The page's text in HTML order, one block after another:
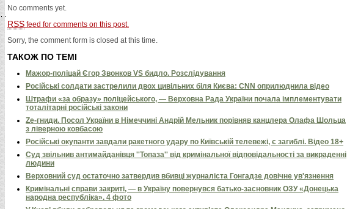
No comments yet.
RSS feed for comments on this post.
Sorry, the comment form is closed at this time.
ТАКОЖ ПО ТЕМІ
Мажор-поліцай Єгор Звонков VS бидло. Розслідування
Російські солдати застрелили двох цивільних біля Києва: CNN оприлюднила відео
Штрафи «за образу» поліцейського, — Верховна Рада України почала імплементувати
тоталітарні російські закони
Ze-гниди. Посол України в Німеччині Андрій Мельник порівняв канцлера Олафа Шольца
з ліверною ковбасою
Російські окупанти завдали ракетного удару по Київській телевежі, є загиблі. Відео 18+
Суд звільнив антимайданівця ''Топаза'' від кримінальної відповідальності за викраденні
людини
Верховний суд остаточно затвердив вбивці журналіста Гонгадзе довічне ув'язнення
Кримінальні справи закриті, — в Україну повернувся батько-засновник ОЗУ «Донецька
народна республіка». 4 фото